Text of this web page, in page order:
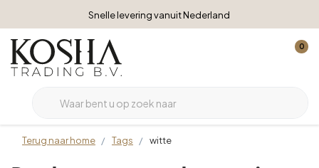
Snelle levering vanuit Nederland
0
Terug naar home Tags witte